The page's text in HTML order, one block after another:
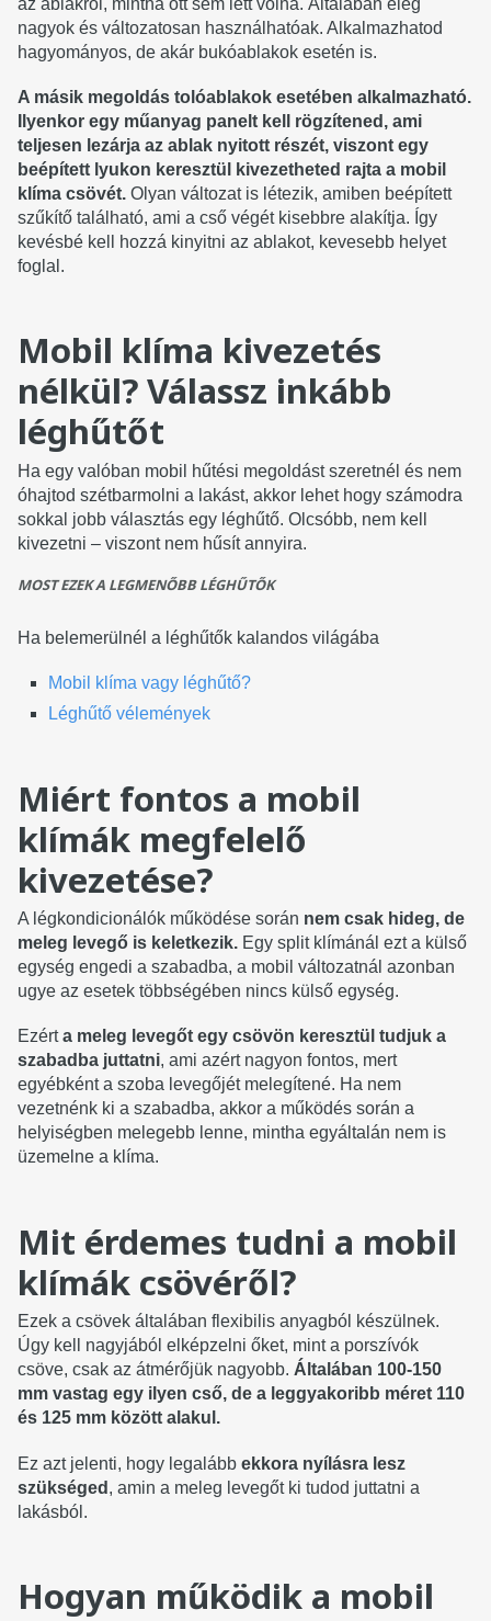
nagyok és változatosan használhatóak. Alkalmazhatod
hagyományos, de akár bukóablakok esetén is.
A másik megoldás tolóablakok esetében alkalmazható.
Ilyenkor egy műanyag panelt kell rögzítened, ami
teljesen lezárja az ablak nyitott részét, viszont egy
beépített lyukon keresztül kivezetheted rajta a mobil
klíma csövét. Olyan változat is létezik, amiben beépített
szűkítő található, ami a cső végét kisebbre alakítja. Így
kevésbé kell hozzá kinyitni az ablakot, kevesebb helyet
foglal.
Mobil klíma kivezetés
nélkül? Válassz inkább
léghűtőt
Ha egy valóban mobil hűtési megoldást szeretnél és nem
óhajtod szétbarmolni a lakást, akkor lehet hogy számodra
sokkal jobb választás egy léghűtő. Olcsóbb, nem kell
kivezetni – viszont nem hűsít annyira.
MOST EZEK A LEGMENŐBB LÉGHŰTŐK
Ha belemerülnél a léghűtők kalandos világába
Mobil klíma vagy léghűtő?
Léghűtő vélemények
Miért fontos a mobil
klímák megfelelő
kivezetése?
A légkondicionálók működése során nem csak hideg, de
meleg levegő is keletkezik. Egy split klímánál ezt a külső
egység engedi a szabadba, a mobil változatnál azonban
ugye az esetek többségében nincs külső egység.
Ezérta meleg levegőt egy csövön keresztül tudjuk a
szabadba juttatni, ami azért nagyon fontos, mert
egyébként a szoba levegőjét melegítené. Ha nem
vezetnénk ki a szabadba, akkor a működés során a
helyiségben melegebb lenne, mintha egyáltalán nem is
üzemelne a klíma.
Mit érdemes tudni a mobil
klímák csövéről?
Ezek a csövek általában flexibilis anyagból készülnek.
Úgy kell nagyjából elképzelni őket, mint a porszívók
csöve, csak az átmérőjük nagyobb. Általában 100-150
mm vastag egy ilyen cső, de a leggyakoribb méret 110
és 125 mm között alakul.
Ez azt jelenti, hogy legalábbekkora nyílásra lesz
szükséged , amin a meleg levegőt ki tudod juttatni a
lakásból.
Hogyan működik a mobil